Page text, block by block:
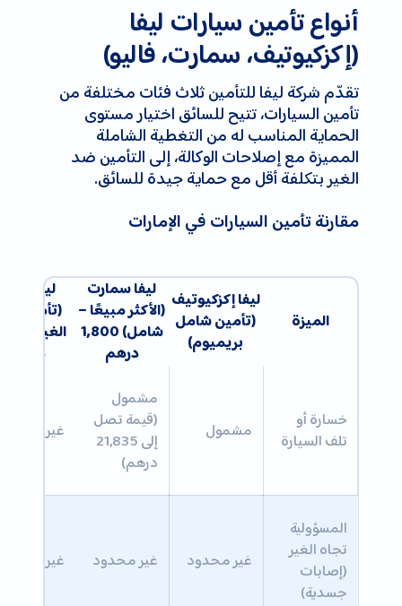
أنواع تأمين سيارات ليفا
(إكزكيوتيف، سمارت، فاليو)
تقدّم شركة ليفا للتأمين ثلاث فئات مختلفة من
تأمين السيارات، تتيح للسائق اختيار مستوى
الحماية المناسب له من التغطية الشاملة
المميزة مع إصلاحات الوكالة، إلى التأمين ضد
الغير بتكلفة أقل مع حماية جيدة للسائق.
مقارنة تأمين السيارات في الإمارات
الميزة
ليفا إكزكيوتيف
(تأمين شامل
بريميوم)
ليفا سمارت
(الأكثر مبيعًا –
شامل) 1,800
درهم
ليفا فاليو
(تأمين
درهم
خسارة أو
تلف السيارة
مشمول
مشمول
(قيمة تصل
إلى 21,835
درهم)
غير
المسؤولية
تجاه الغير
(إصابات
جسدية)
غير محدود غير محدود غير